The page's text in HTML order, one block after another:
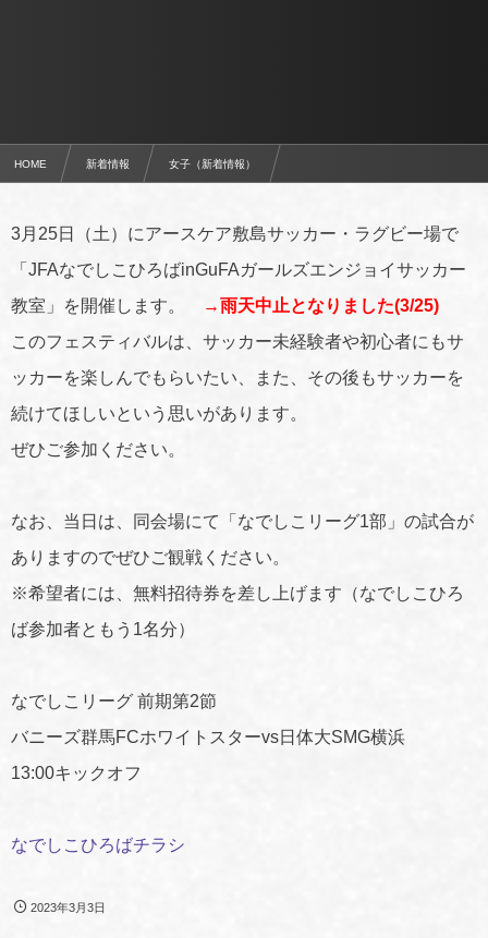
HOME 新着情報 女子（新着情報）
3月25日（土）にアースケア敷島サッカー・ラグビー場で
「JFAなでしこひろばinGuFAガールズエンジョイサッカー
教室」を開催します。
→雨天中止となりました(3/25)
このフェスティバルは、サッカー未経験者や初心者にもサ
ッカーを楽しんでもらいたい、また、その後もサッカーを
続けてほしいという思いがあります。
ぜひご参加ください。
なお、当日は、同会場にて「なでしこリーグ1部」の試合が
ありますのでぜひご観戦ください。
※希望者には、無料招待券を差し上げます（なでしこひろ
ば参加者ともう1名分）
なでしこリーグ 前期第2節
バニーズ群馬FCホワイトスターvs日体大SMG横浜
13:00キックオフ
なでしこひろばチラシ
2023年3月3日